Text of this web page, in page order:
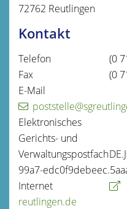
72762 Reutlingen
Kontakt
Telefon (0
Fax
(0
E-Mail
Elektronisches
Gerichts- und
Verwaltungspostfach
99a7-
Internet
reutlingen.de